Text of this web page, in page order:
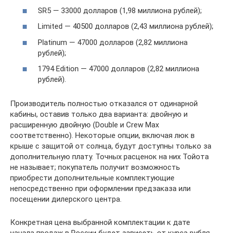
SR5 — 33000 долларов (1,98 миллиона рублей);
Limited — 40500 долларов (2,43 миллиона рублей);
Platinum — 47000 долларов (2,82 миллиона
рублей);
1794 Edition — 47000 долларов (2,82 миллиона
рублей).
Производитель полностью отказался от одинарной
кабины, оставив только два варианта: двойную и
расширенную двойную (Double и Crew Max
соответственно). Некоторые опции, включая люк в
крыше с защитой от солнца, будут доступны только за
дополнительную плату. Точных расценок на них Тойота
не называет; покупатель получит возможность
приобрести дополнительные комплектующие
непосредственно при оформлении предзаказа или
посещении дилерского центра.
Конкретная цена выбранной комплектации к дате